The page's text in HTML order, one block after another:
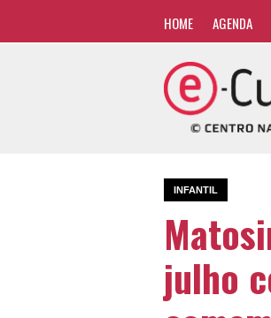
HOME AGENDA
INFANTIL
julho